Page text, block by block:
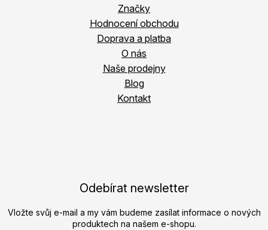
Značky
Hodnocení obchodu
Doprava a platba
O nás
Naše prodejny
Blog
Kontakt
Odebírat newsletter
Vložte svůj e-mail a my vám budeme zasílat informace o nových
produktech na našem e-shopu.